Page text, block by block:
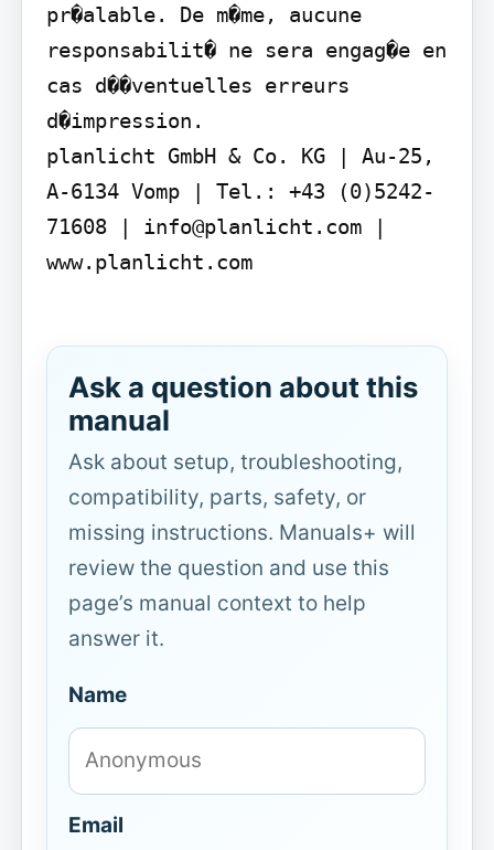
pr�alable. De m�me, aucune
responsabilit� ne sera engag�e en
cas d��ventuelles erreurs
d�impression.
planlicht GmbH & Co. KG | Au-25,
A-6134 Vomp | Tel.: +43 (0)5242-
71608 | info@planlicht.com |
www.planlicht.com
Ask a question about this
manual
Ask about setup, troubleshooting,
compatibility, parts, safety, or
missing instructions. Manuals+ will
review the question and use this
page’s manual context to help
answer it.
Name
Email